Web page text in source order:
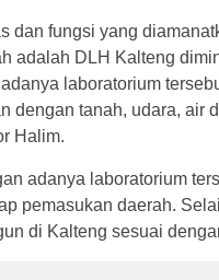
dan fungsi yang
adalah DLH Kalteng
laboratorium
dengan tanah, udara, air
Halim.
adanya laboratorium
pemasukan daerah.
di Kalteng sesuai